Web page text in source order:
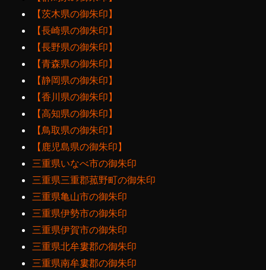
【茨木県の御朱印】
【長崎県の御朱印】
【長野県の御朱印】
【青森県の御朱印】
【静岡県の御朱印】
【香川県の御朱印】
【高知県の御朱印】
【鳥取県の御朱印】
【鹿児島県の御朱印】
三重県いなべ市の御朱印
三重県三重郡菰野町の御朱印
三重県亀山市の御朱印
三重県伊勢市の御朱印
三重県伊賀市の御朱印
三重県北牟婁郡の御朱印
三重県南牟婁郡の御朱印